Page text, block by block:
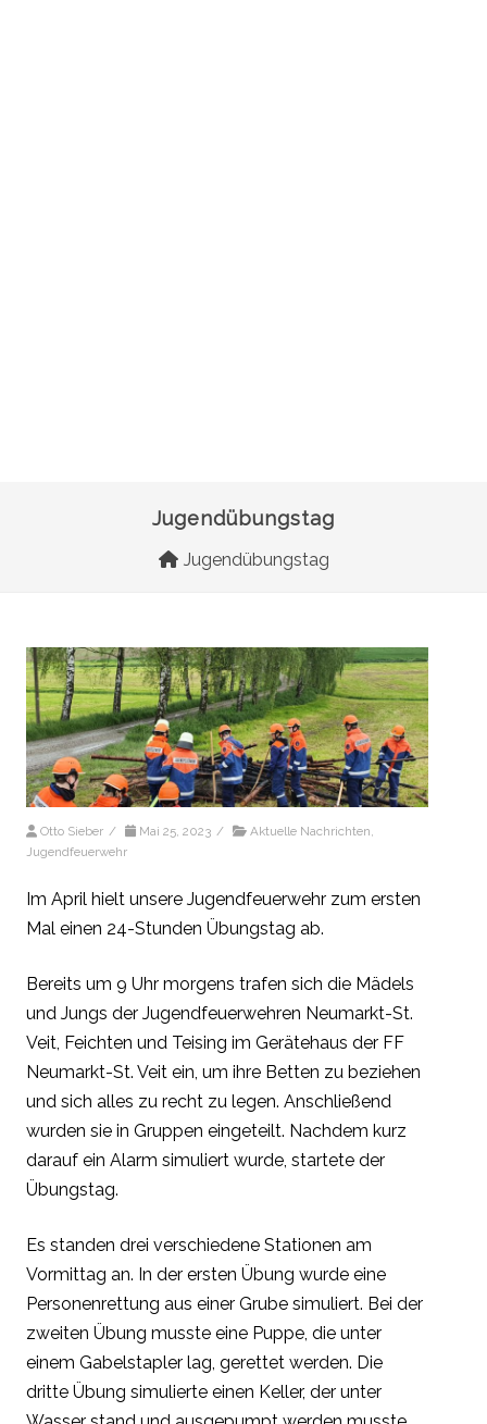
Jugendübungstag
Jugendübungstag
Otto Sieber / Mai 25, 2023 / Aktuelle Nachrichten,
Jugendfeuerwehr
Im April hielt unsere Jugendfeuerwehr zum ersten
Mal einen 24-Stunden Übungstag ab.
Bereits um 9 Uhr morgens trafen sich die Mädels
und Jungs der Jugendfeuerwehren Neumarkt-St.
Veit, Feichten und Teising im Gerätehaus der FF
Neumarkt-St. Veit ein, um ihre Betten zu beziehen
und sich alles zu recht zu legen. Anschließend
wurden sie in Gruppen eingeteilt. Nachdem kurz
darauf ein Alarm simuliert wurde, startete der
Übungstag.
Es standen drei verschiedene Stationen am
Vormittag an. In der ersten Übung wurde eine
Personenrettung aus einer Grube simuliert. Bei der
zweiten Übung musste eine Puppe, die unter
einem Gabelstapler lag, gerettet werden. Die
dritte Übung simulierte einen Keller, der unter